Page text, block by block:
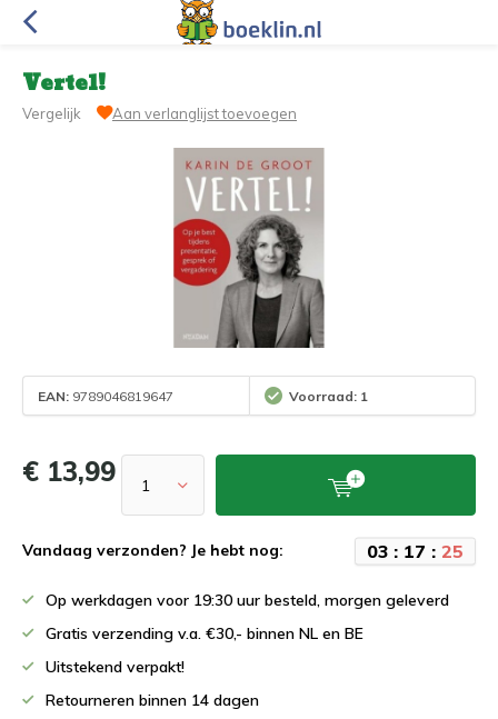
Vertel!
Vergelijk Aan verlanglijst toevoegen
EAN: 9789046819647 Voorraad: 1
€ 13,99
Vandaag verzonden? Je hebt nog: 03 : 17 : 25
Op werkdagen voor 19:30 uur besteld, morgen geleverd
Gratis verzending v.a. €30,- binnen NL en BE
Uitstekend verpakt!
Retourneren binnen 14 dagen